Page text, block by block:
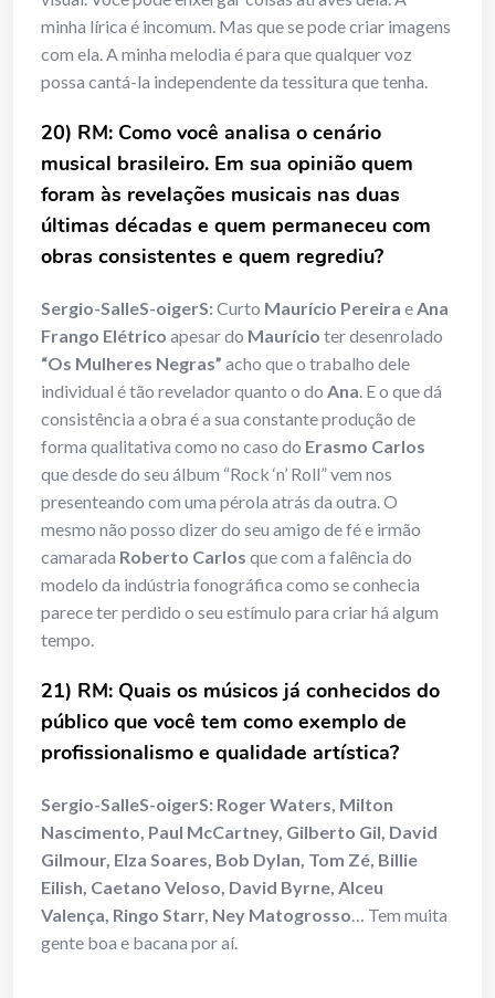
minha lírica é incomum. Mas que se pode criar imagens
com ela. A minha melodia é para que qualquer voz
possa cantá-la independente da tessitura que tenha.
20) RM: Como você analisa o cenário
musical brasileiro. Em sua opinião quem
foram às revelações musicais nas duas
últimas décadas e quem permaneceu com
obras consistentes e quem regrediu?
Sergio-SalleS-oigerS:Curto Maurício Pereira eAna
Frango Elétrico apesar do Maurício ter desenrolado
“Os Mulheres Negras” acho que o trabalho dele
individual é tão revelador quanto o do Ana. E o que dá
consistência a obra é a sua constante produção de
forma qualitativa como no caso do Erasmo Carlos
que desde do seu álbum “Rock ‘n’ Roll” vem nos
presenteando com uma pérola atrás da outra. O
mesmo não posso dizer do seu amigo de fé e irmão
camarada Roberto Carlos que com a falência do
modelo da indústria fonográfica como se conhecia
parece ter perdido o seu estímulo para criar há algum
tempo.
21) RM: Quais os músicos já conhecidos do
público que você tem como exemplo de
profissionalismo e qualidade artística?
Sergio-SalleS-oigerS: Roger Waters, Milton
Nascimento, Paul McCartney, Gilberto Gil, David
Gilmour, Elza Soares, Bob Dylan, Tom Zé, Billie
Eilish, Caetano Veloso, David Byrne, Alceu
Valença, Ringo Starr, Ney Matogrosso… Tem muita
gente boa e bacana por aí.